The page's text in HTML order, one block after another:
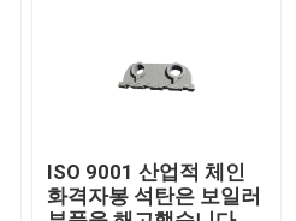
ISO 9001 산업적 체인
화격자봉 석탄은 보일러